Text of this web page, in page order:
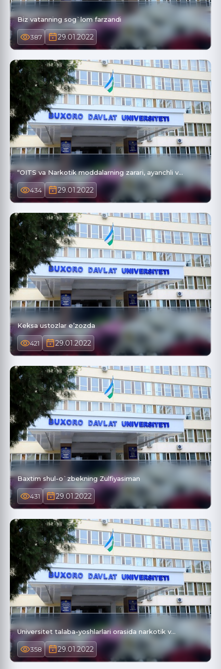
Biz vatanning sog`lom farzandi
387 29.01.2022
“OITS va Narkotik moddalarning zarari, ayanchli v…
434 29.01.2022
Keksa ustozlar e’zozda
421 29.01.2022
Baxtim shul-o`zbekning Zulfiyasiman
431 29.01.2022
Universitet talaba-yoshlarlari orasida narkotik v…
358 29.01.2022